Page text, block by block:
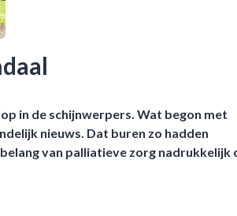
in de schijnwerpers. Wat begon met
nieuws. Dat buren zo hadden
van palliatieve zorg nadrukkelijk